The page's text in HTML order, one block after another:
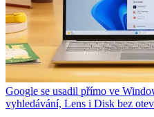
Google se usadil přímo ve
vyhledávání, Lens i Disk bez